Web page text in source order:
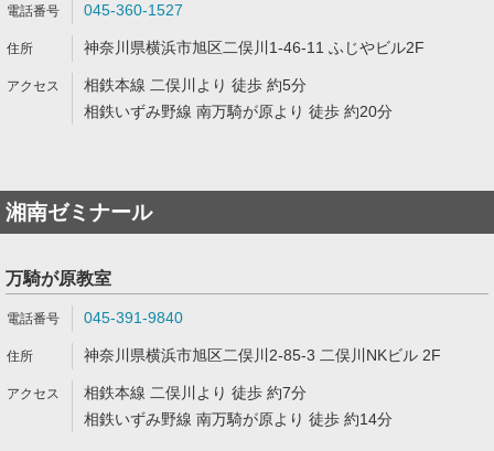
045-360-1527
神奈川県横浜市旭区二俣川1-46-11 ふじやビル2F
相鉄本線 二俣川より 徒歩 約5分
相鉄いずみ野線 南万騎が原より 徒歩 約20分
湘南ゼミナール
万騎が原教室
045-391-9840
神奈川県横浜市旭区二俣川2-85-3 二俣川NKビル 2F
相鉄本線 二俣川より 徒歩 約7分
相鉄いずみ野線 南万騎が原より 徒歩 約14分